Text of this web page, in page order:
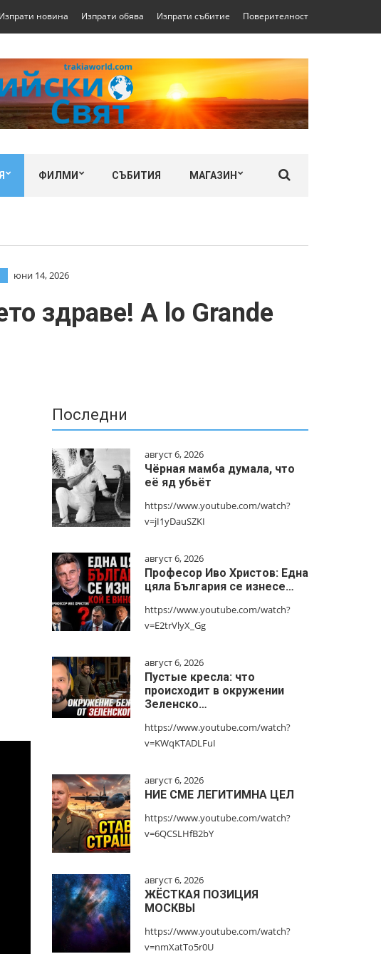
Изпрати новина Изпрати обява Изпрати събитие Поверителност
ФИЛМИ СЪБИТИЯ МАГАЗИН
юни 14, 2026
здраве! A lo Grande
Последни
август 6, 2026
Чёрная мамба думала, что
её яд убьёт
https://www.youtube.com/watch?
v=jI1yDauSZKI
август 6, 2026
Професор Иво Христов: Една
цяла България се изнесе…
https://www.youtube.com/watch?
v=E2trVlyX_Gg
август 6, 2026
Пустые кресла: что
происходит в окружении
Зеленско…
https://www.youtube.com/watch?
v=KWqKTADLFuI
август 6, 2026
НИЕ СМЕ ЛЕГИТИМНА ЦЕЛ
https://www.youtube.com/watch?
v=6QCSLHfB2bY
август 6, 2026
ЖЁСТКАЯ ПОЗИЦИЯ
МОСКВЫ
https://www.youtube.com/watch?
v=nmXatTo5r0U